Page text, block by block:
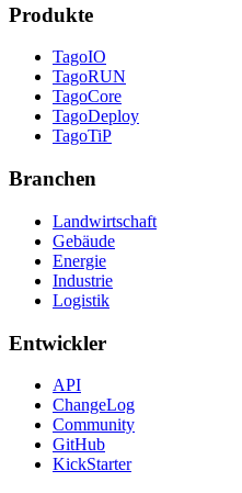
Produkte
TagoIO
TagoRUN
TagoCore
TagoDeploy
TagoTiP
Branchen
Landwirtschaft
Gebäude
Energie
Industrie
Logistik
Entwickler
API
ChangeLog
Community
GitHub
KickStarter